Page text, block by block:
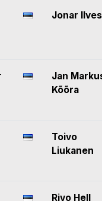
Jonar Ilves
Jan
Kõõra
Toivo
Liukanen
Rivo Hell